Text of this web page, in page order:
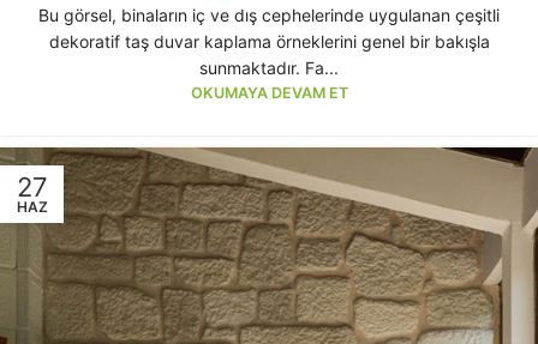
Bu görsel, binaların iç ve dış cephelerinde uygulanan çeşitli
dekoratif taş duvar kaplama örneklerini genel bir bakışla
sunmaktadır. Fa...
OKUMAYA DEVAM ET
27
HAZ